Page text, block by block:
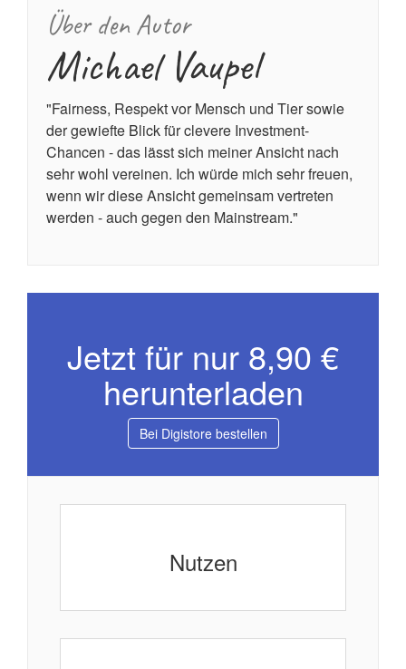
Über den Autor
Michael Vaupel
"Fairness, Respekt vor Mensch und Tier sowie
der gewiefte Blick für clevere Investment-
Chancen - das lässt sich meiner Ansicht nach
sehr wohl vereinen. Ich würde mich sehr freuen,
wenn wir diese Ansicht gemeinsam vertreten
werden - auch gegen den Mainstream."
Jetzt für nur 8,90 €
herunterladen
Bei Digistore bestellen
Nutzen